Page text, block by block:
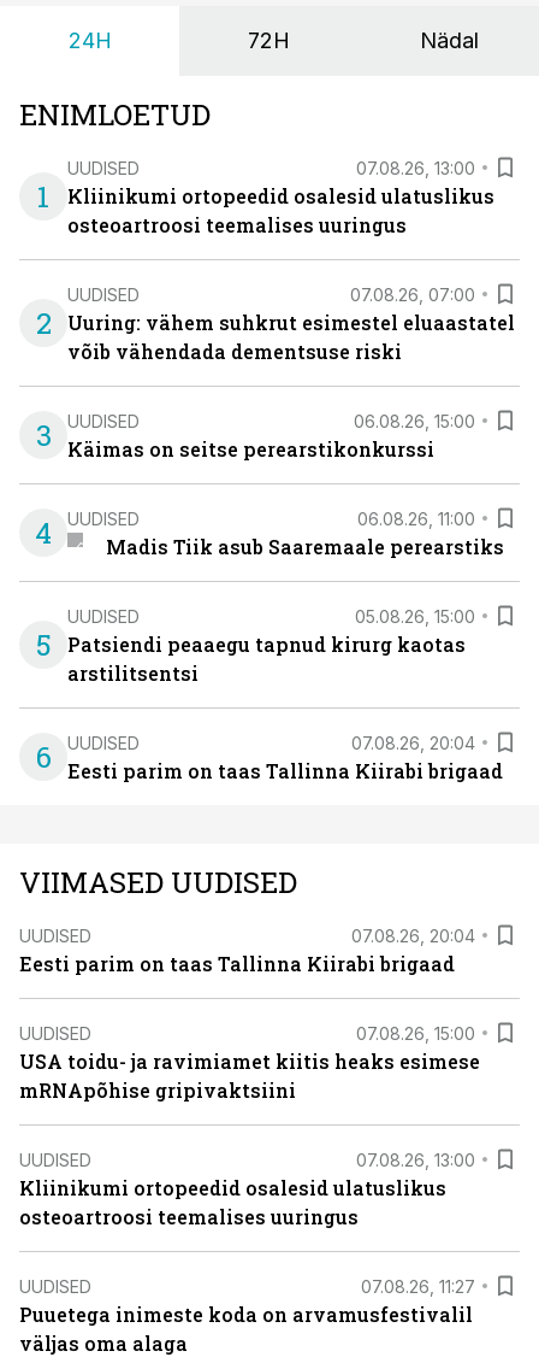
24H 72H Nädal
ENIMLOETUD
1
UUDISED 07.08.26, 13:00
Kliinikumi ortopeedid osalesid ulatuslikus
osteoartroosi teemalises uuringus
2
UUDISED 07.08.26, 07:00
Uuring: vähem suhkrut esimestel eluaastatel
võib vähendada dementsuse riski
3 UUDISED 06.08.26, 15:00
Käimas on seitse perearstikonkurssi
4 UUDISED 06.08.26, 11:00
Madis Tiik asub Saaremaale perearstiks
5
UUDISED 05.08.26, 15:00
Patsiendi peaaegu tapnud kirurg kaotas
arstilitsentsi
6 UUDISED 07.08.26, 20:04
Eesti parim on taas Tallinna Kiirabi brigaad
VIIMASED UUDISED
UUDISED 07.08.26, 20:04
Eesti parim on taas Tallinna Kiirabi brigaad
UUDISED 07.08.26, 15:00
USA toidu- ja ravimiamet kiitis heaks esimese
mRNApõhise gripivaktsiini
UUDISED 07.08.26, 13:00
Kliinikumi ortopeedid osalesid ulatuslikus
osteoartroosi teemalises uuringus
UUDISED 07.08.26, 11:27
Puuetega inimeste koda on arvamusfestivalil
väljas oma alaga